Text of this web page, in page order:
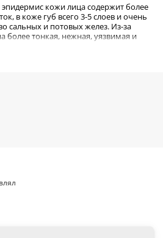
эпидермис кожи лица содержит более
в коже губ всего 3-5 слоев и очень
сальных и потовых желез. Из-за
более тонкая, нежная, уязвимая и
морщин.
синтез коллагена и
питательными и
маска наносится на губы
для интенсивного воздействия.
и канделильский воск
защищают ее от потери влаги.
насыщают кожу незаменимыми
и гиалуроновой кислотой, маска